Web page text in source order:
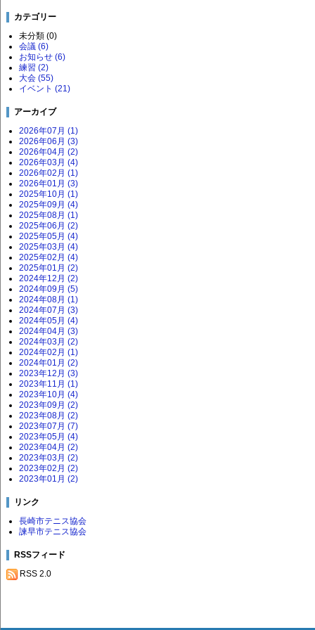
カテゴリー
未分類 (0)
会議 (6)
お知らせ (6)
練習 (2)
大会 (55)
イベント (21)
アーカイブ
2026年07月 (1)
2026年06月 (3)
2026年04月 (2)
2026年03月 (4)
2026年02月 (1)
2026年01月 (3)
2025年10月 (1)
2025年09月 (4)
2025年08月 (1)
2025年06月 (2)
2025年05月 (4)
2025年03月 (4)
2025年02月 (4)
2025年01月 (2)
2024年12月 (2)
2024年09月 (5)
2024年08月 (1)
2024年07月 (3)
2024年05月 (4)
2024年04月 (3)
2024年03月 (2)
2024年02月 (1)
2024年01月 (2)
2023年12月 (3)
2023年11月 (1)
2023年10月 (4)
2023年09月 (2)
2023年08月 (2)
2023年07月 (7)
2023年05月 (4)
2023年04月 (2)
2023年03月 (2)
2023年02月 (2)
2023年01月 (2)
リンク
長崎市テニス協会
諫早市テニス協会
RSSフィード
RSS 2.0